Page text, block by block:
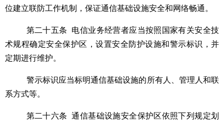
位建立联防工作机制，保证通信基础设施安全和网络畅通。
第二十五条
电信业务经营者应当按照国家有关安全技
术规程确定安全保护区，设置安全防护设施和警示标识，并
定期进行维护。
警示标识应当标明通信基础设施的所有人、管理人和联
系方式等。
第二十六条
通信基础设施安全保护区依照下列规定划